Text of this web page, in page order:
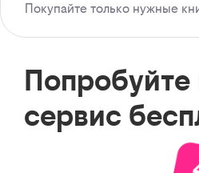
Покупайте только нужные
сервис